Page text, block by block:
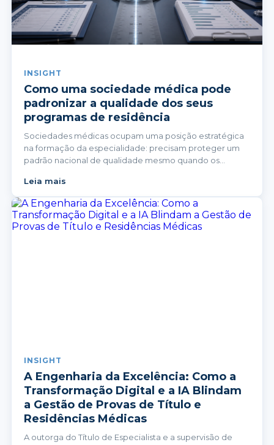
INSIGHT
Como uma sociedade médica pode
padronizar a qualidade dos seus
programas de residência
Sociedades médicas ocupam uma posição estratégica
na formação da especialidade: precisam proteger um
padrão nacional de qualidade mesmo quando os
diferentes.
Leia mais
INSIGHT
A Engenharia da Excelência: Como a
Transformação Digital e a IA Blindam
a Gestão de Provas de Título e
Residências Médicas
A outorga do Título de Especialista e a supervisão de